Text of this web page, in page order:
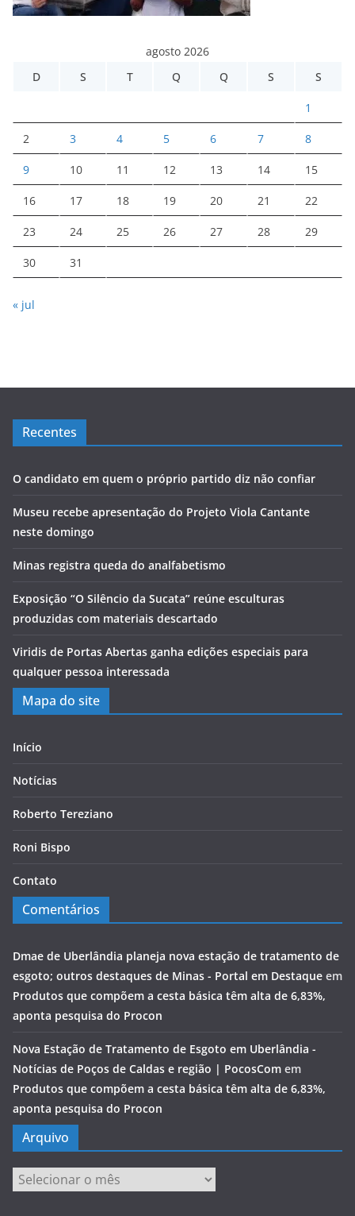
agosto 2026
D
S T Q Q S S
1
2 3 4 5 6 7 8
9 10 11 12 13 14 15
16 17 18 19 20 21 22
23 24 25 26 27 28 29
30 31
« jul
Recentes
O candidato em quem o próprio partido diz não confiar
Museu recebe apresentação do Projeto Viola Cantante
neste domingo
Minas registra queda do analfabetismo
Exposição “O Silêncio da Sucata” reúne esculturas
produzidas com materiais descartado
Viridis de Portas Abertas ganha edições especiais para
qualquer pessoa interessada
Mapa do site
Início
Notícias
Roberto Tereziano
Roni Bispo
Contato
Comentários
Dmae de Uberlândia planeja nova estação de tratamento de
esgoto; outros destaques de Minas - Portal em Destaque em
Produtos que compõem a cesta básica têm alta de 6,83%,
aponta pesquisa do Procon
Nova Estação de Tratamento de Esgoto em Uberlândia -
Notícias de Poços de Caldas e região | PocosCom em
Produtos que compõem a cesta básica têm alta de 6,83%,
aponta pesquisa do Procon
Arquivo
Arquivo